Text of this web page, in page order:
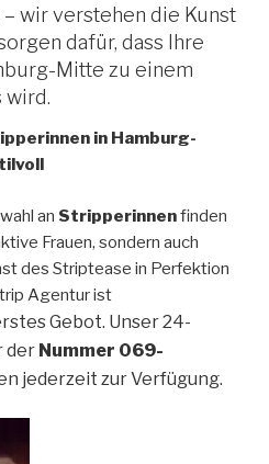
wir verstehen die Kunst
dafür, dass Ihre
Mitte zu einem
wird.
in Hamburg-
an Stripperinnenfinden
Frauen, sondern auch
des Striptease in Perfektion
Agentur ist
Gebot. Unser 24-
der Nummer 069-
jederzeit zur Verfügung.